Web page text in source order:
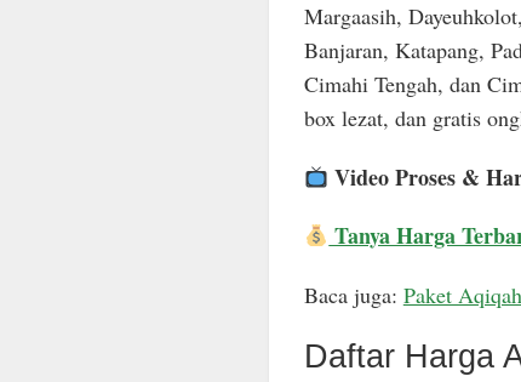
Margaasih,
Banjaran, Katapang,
Cimahi Tengah, dan
box lezat, dan gratis
Video Proses &
Tanya Harga
Baca juga: Paket
Daftar Harga